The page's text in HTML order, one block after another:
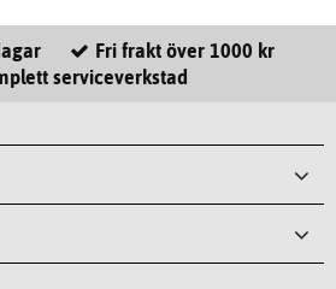
Fri frakt över 1000 kr
serviceverkstad